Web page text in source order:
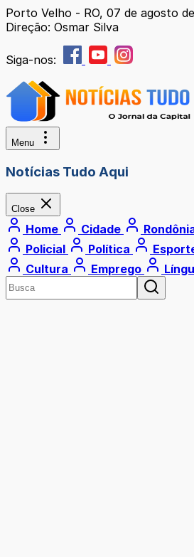
Porto Velho - RO, 07 de agosto
Direção: Osmar Silva
Siga-nos:
Menu
Notícias Tudo Aqui
Close
Home Cidade
Policial
Política
Cultura
Emprego